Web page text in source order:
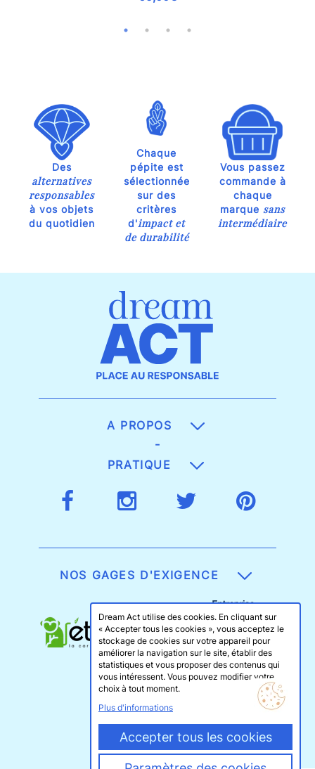
Des
alternatives
responsables
à vos objets
du quotidien
Chaque
pépite est
sélectionnée
sur des
critères
d'impact et
de durabilité
Vous passez
commande à
chaque
marque sans
intermédiaire
A PROPOS
-
PRATIQUE
NOS GAGES D'EXIGENCE
Dream Act utilise des cookies. En cliquant sur
« Accepter tous les cookies », vous acceptez le
stockage de cookies sur votre appareil pour
améliorer la navigation sur le site, établir des
statistiques et vous proposer des contenus qui
vous intéressent. Vous pouvez modifier votre
choix à tout moment.
Plus d'informations
Accepter tous les cookies